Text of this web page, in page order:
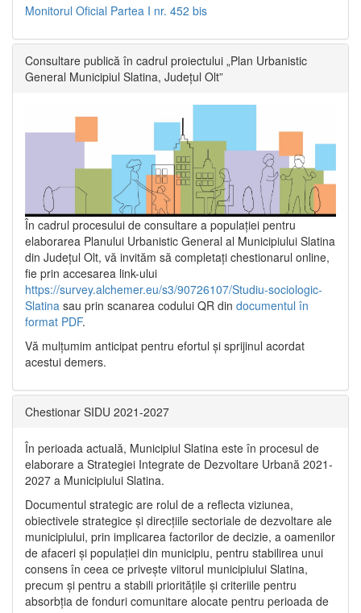
Monitorul Oficial Partea I nr. 452 bis
Consultare publică în cadrul proiectului „Plan Urbanistic
General Municipiul Slatina, Județul Olt”
În cadrul procesului de consultare a populaţiei pentru
elaborarea Planului Urbanistic General al Municipiului Slatina
din Județul Olt, vă invităm să completați chestionarul online,
fie prin accesarea link-ului
https://survey.alchemer.eu/s3/90726107/Studiu-sociologic-
Slatina sau prin scanarea codului QR din documentul în
format PDF.
Vă mulţumim anticipat pentru efortul şi sprijinul acordat
acestui demers.
Chestionar SIDU 2021-2027
În perioada actuală, Municipiul Slatina este în procesul de
elaborare a Strategiei Integrate de Dezvoltare Urbană 2021‐
2027 a Municipiului Slatina.
Documentul strategic are rolul de a reflecta viziunea,
obiectivele strategice și direcțiile sectoriale de dezvoltare ale
municipiului, prin implicarea factorilor de decizie, a oamenilor
de afaceri și populației din municipiu, pentru stabilirea unui
consens în ceea ce privește viitorul municipiului Slatina,
precum și pentru a stabili prioritățile și criteriile pentru
absorbția de fonduri comunitare alocate pentru perioada de